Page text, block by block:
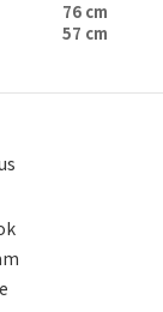
76 cm
57 cm